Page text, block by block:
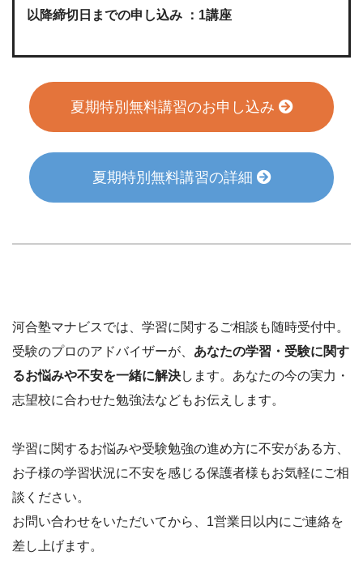
以降締切日までの申し込み ：1講座
夏期特別無料講習のお申し込み
夏期特別無料講習の詳細
河合塾マナビスでは、学習に関するご相談も随時受付中。
受験のプロのアドバイザーが、 あなたの学習・受験に関す
るお悩みや不安を一緒に解決します。あなたの今の実力・
志望校に合わせた勉強法などもお伝えします。
学習に関するお悩みや受験勉強の進め方に不安がある方、
お子様の学習状況に不安を感じる保護者様もお気軽にご相
談ください。
お問い合わせをいただいてから、1営業日以内にご連絡を
差し上げます。